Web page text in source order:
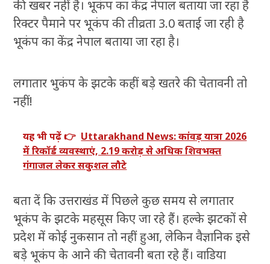
की खबर नहीं है। भूकंप का केंद्र नेपाल बताया जा रहा है
रिक्टर पैमाने पर भूकंप की तीव्रता 3.0 बताई जा रही है
भूकंप का केंद्र नेपाल बताया जा रहा है।
लगातार भुकंप के झटके कहीं बड़े खतरे की चेतावनी तो
नहीं!
यह भी पढ़ें 👉 Uttarakhand News: कांवड़ यात्रा 2026
में रिकॉर्ड व्यवस्थाएं, 2.19 करोड़ से अधिक शिवभक्त
गंगाजल लेकर सकुशल लौटे
बता दें कि उत्तराखंड में पिछले कुछ समय से लगातार
भूकंप के झटके महसूस किए जा रहे हैं। हल्के झटकों से
प्रदेश में कोई नुकसान तो नहीं हुआ, लेकिन वैज्ञानिक इसे
बड़े भूकंप के आने की चेतावनी बता रहे हैं। वाडिया